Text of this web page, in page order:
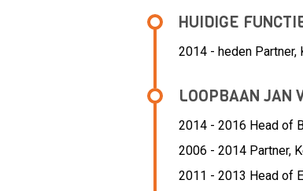
HUIDIGE
2014 - heden Partner,
LOOPBAAN JAN
2014 - 2016 Head of
2006 - 2014 Partner,
2011 - 2013 Head of